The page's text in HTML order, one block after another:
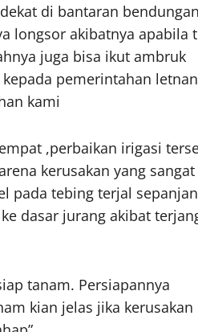
di bantaran bendungan
longsor akibatnya apabila
juga bisa ikut ambruk
pemerintahan
kami
,perbaikan irigasi
kerusakan yang sangat
pada tebing terjal
dasar jurang akibat
tanam. Persiapannya
kian jelas jika kerusakan